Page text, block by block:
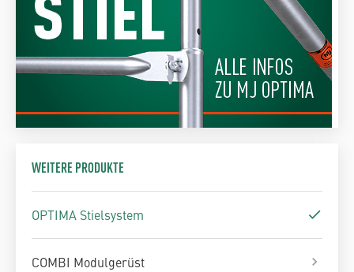
WEITERE PRODUKTE
OPTIMA Stielsystem
COMBI Modulgerüst